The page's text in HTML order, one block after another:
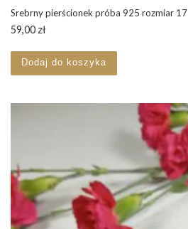
Srebrny pierścionek próba 925 rozmiar 17
59,00 zł
Dodaj do koszyka